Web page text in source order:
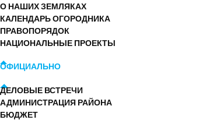
О НАШИХ ЗЕМЛЯКАХ
КАЛЕНДАРЬ ОГОРОДНИКА
ПРАВОПОРЯДОК
НАЦИОНАЛЬНЫЕ ПРОЕКТЫ
ОФИЦИАЛЬНО
ДЕЛОВЫЕ ВСТРЕЧИ
АДМИНИСТРАЦИЯ РАЙОНА
БЮДЖЕТ